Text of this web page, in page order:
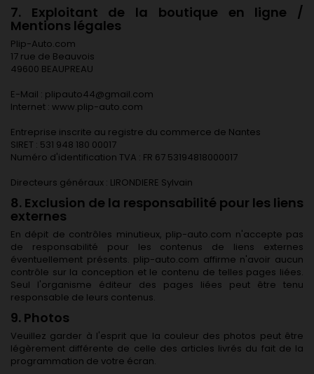
7. Exploitant de la boutique en ligne /
Mentions légales
Plip-Auto.com
17 rue de Beauvois
49600 BEAUPREAU
E-Mail : plipauto44@gmail.com
Internet : www.plip-auto.com
Entreprise inscrite au registre du commerce de Nantes
SIRET : 531 948 180 00017
Numéro d'identification TVA : FR 67 53194818000017
Directeurs généraux : LIRONDIERE Sylvain
8. Exclusion de la responsabilité pour les liens
externes
En dépit de contrôles minutieux, plip-auto.com n'accepte pas
de responsabilité pour les contenus de liens externes
éventuellement présents. plip-auto.com affirme n'avoir aucun
contrôle sur la conception et le contenu de telles pages liées.
Seul l'organisme éditeur des pages liées peut être tenu
responsable de leurs contenus.
9. Photos
Veuillez garder à l'esprit que la couleur des photos peut être
légèrement différente de celle des articles livrés du fait de la
programmation de votre écran.